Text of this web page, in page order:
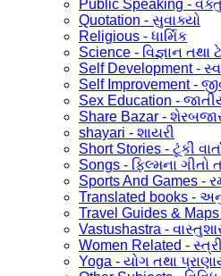
Public Speaking -
Quotation - સુવાક્યો
Religious - ધાર્મિક
Science - વિજ્ઞાન તથા
Self Development -
Self Improvement -
Sex Education -
Share Bazar - શેરબજાર
shayari - શાયરી
Short Stories - ટૂંકી
Songs - ફિલ્મના ગીતો
Sports And Games
Translated books -
Travel Guides &
Vastushastra -
Women Related -
Yoga - યોગ તથા